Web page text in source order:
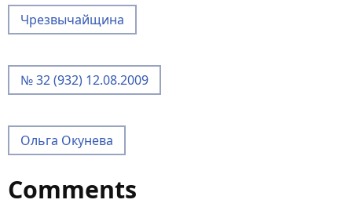
Чрезвычайщина
№ 32 (932) 12.08.2009
Ольга Окунева
Comments